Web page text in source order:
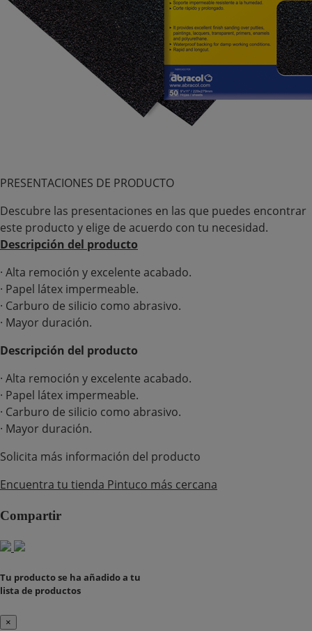
PRESENTACIONES DE PRODUCTO
Descubre las presentaciones en las que puedes encontrar
este producto y elige de acuerdo con tu necesidad.
Descripción del producto
· Alta remoción y excelente acabado.
· Papel látex impermeable.
· Carburo de silicio como abrasivo.
· Mayor duración.
Descripción del producto
· Alta remoción y excelente acabado.
· Papel látex impermeable.
· Carburo de silicio como abrasivo.
· Mayor duración.
Solicita más información del producto
Encuentra tu tienda Pintuco más cercana
Compartir
Tu producto se ha añadido a tu
lista de productos
×